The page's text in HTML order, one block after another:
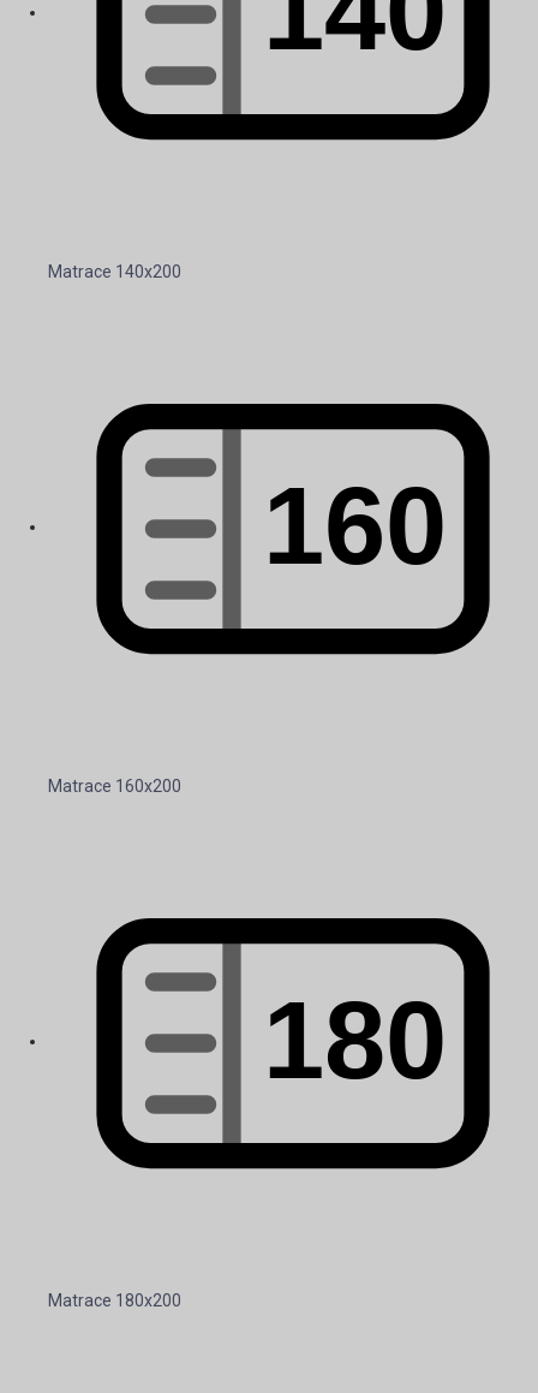
Matrace 140x200
Matrace 160x200
Matrace 180x200